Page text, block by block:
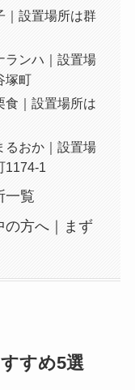
設置場所は群
ンハ｜設置場
塚町
｜設置場所は
おか｜設置場
1174-1
一覧
の方へ｜まず
すめ5選